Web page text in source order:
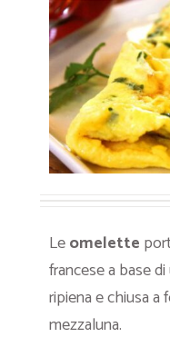
Leomelette
francese a base
ripiena e chiusa
mezzaluna.